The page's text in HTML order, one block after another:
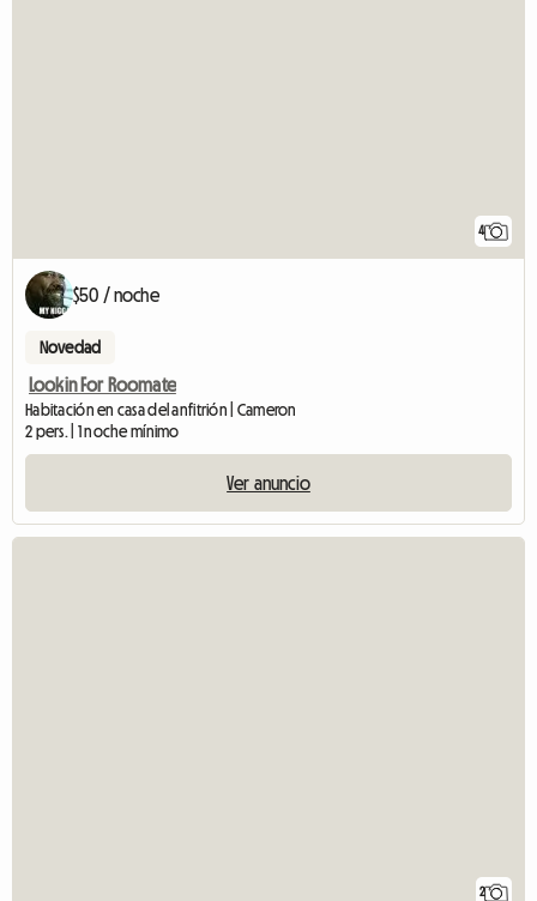
4
$50 / noche
Novedad
Lookin For Roomate
Habitación en casa del anfitrión | Cameron
2 pers. | 1 noche mínimo
Ver anuncio
2